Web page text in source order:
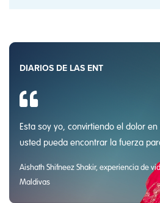
DIARIOS DE LAS ENT
Esta soy yo, convirtiendo el dolor
usted pueda encontrar la fuerza
Aishath Shifneez Shakir, experiencia de
Maldivas